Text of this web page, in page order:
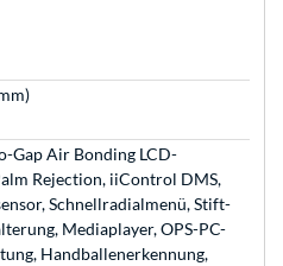
Gap Air Bonding LCD-
Rejection, iiControl DMS,
Schnellradialmenü, Stift-
Mediaplayer, OPS-PC-
Handballenerkennung,